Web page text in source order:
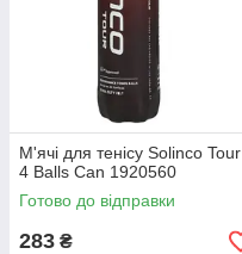
М'ячі для тенісу Solinco Tour
4 Balls Can 1920560
Готово до відправки
283 ₴